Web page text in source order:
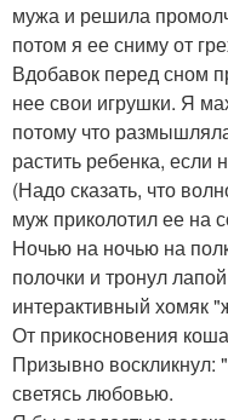
мужа и решила
потом я ее сниму от
Вдобавок перед сном
нее свои игрушки. Я
потому что
растить ребенка, если
(Надо сказать, что
муж приколотил ее на
Ночью на ночью на
полочки и тронул
интерактивный хомяк
От прикосновения
Призывно воскликнул:
светясь любовью.